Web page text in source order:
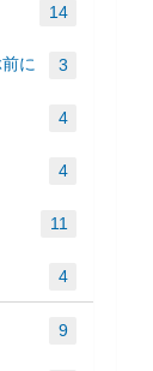
14
に 3
4
4
11
4
9